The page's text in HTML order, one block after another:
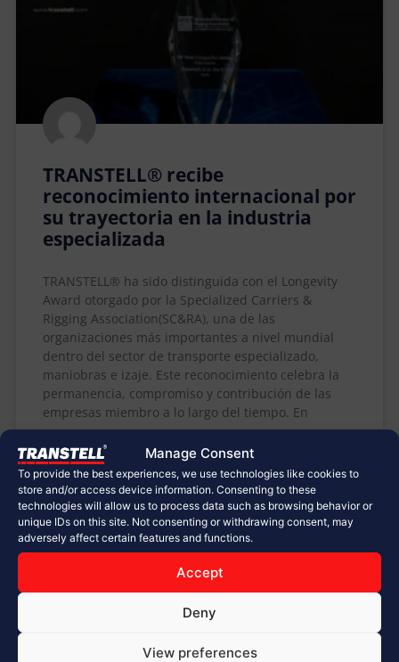
Manage Consent
To provide the best experiences, we use technologies like cookies to
store and/or access device information. Consenting to these
technologies will allow us to process data such as browsing behavior or
unique IDs on this site. Not consenting or withdrawing consent, may
adversely affect certain features and functions.
Accept
Deny
View preferences
TRANSTELL® recibe
reconocimiento internacional por
su trayectoria en la industria
especializada
TRANSTELL® ha sido distinguida con el Longevity
Award otorgado por la Specialized Carriers &
Rigging Association(SC&RA), una de las
organizaciones más importantes a nivel mundial
dentro del sector de transporte especializado,
maniobras e izaje. Este reconocimiento celebra la
permanencia, compromiso y contribución de las
empresas miembro a lo largo del tiempo. En
LEER MÁS »
March 17, 2026 No Comments